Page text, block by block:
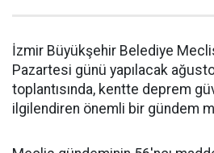
İzmir Büyükşehir Belediye
Pazartesi günü yapılacak
toplantısında, kentte deprem
ilgilendiren önemli bir gündem